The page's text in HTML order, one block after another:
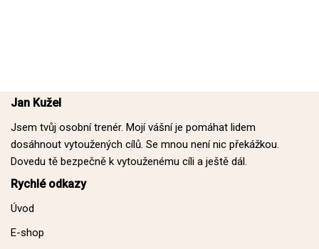
Jan Kužel
Jsem tvůj osobní trenér. Mojí vášní je pomáhat lidem
dosáhnout vytoužených cílů. Se mnou není nic překážkou.
Dovedu tě bezpečně k vytouženému cíli a ještě dál.
Rychlé odkazy
Úvod
E-shop